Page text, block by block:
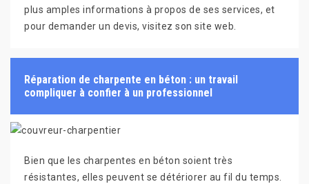
plus amples informations à propos de ses services, et
pour demander un devis, visitez son site web.
Réparation de charpente en béton : un travail
compliquer à confier à un professionnel
Bien que les charpentes en béton soient très
résistantes, elles peuvent se détériorer au fil du temps.